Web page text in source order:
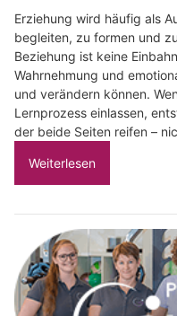
Erziehung wird häufig als
begleiten, zu formen und
Beziehung ist keine
Wahrnehmung und
und verändern können.
Lernprozess einlassen,
der beide Seiten reifen –
Weiterlesen